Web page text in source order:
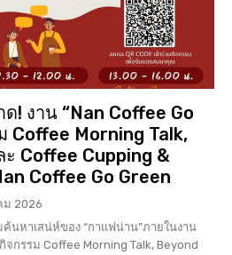
! งาน “Nan Coffee Go
Coffee Morning Talk,
Coffee Cupping &
Coffee Go Green
ม 2026
จกรรม Coffee Morning Talk, Beyond